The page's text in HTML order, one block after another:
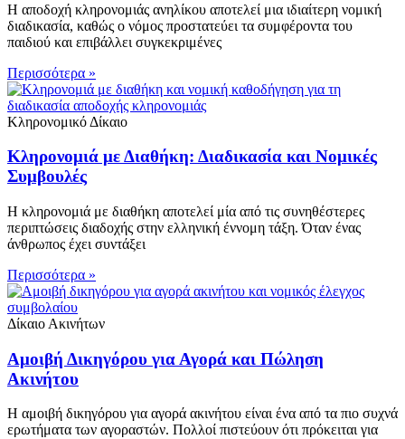
Η αποδοχή κληρονομιάς ανηλίκου αποτελεί μια ιδιαίτερη νομική
διαδικασία, καθώς ο νόμος προστατεύει τα συμφέροντα του
παιδιού και επιβάλλει συγκεκριμένες
Περισσότερα »
Κληρονομικό Δίκαιο
Κληρονομιά με Διαθήκη: Διαδικασία και Νομικές
Συμβουλές
Η κληρονομιά με διαθήκη αποτελεί μία από τις συνηθέστερες
περιπτώσεις διαδοχής στην ελληνική έννομη τάξη. Όταν ένας
άνθρωπος έχει συντάξει
Περισσότερα »
Δίκαιο Ακινήτων
Αμοιβή Δικηγόρου για Αγορά και Πώληση
Ακινήτου
Η αμοιβή δικηγόρου για αγορά ακινήτου είναι ένα από τα πιο συχνά
ερωτήματα των αγοραστών. Πολλοί πιστεύουν ότι πρόκειται για